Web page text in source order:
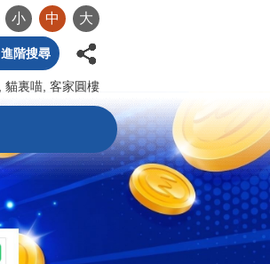
小 中 大
進階搜尋
貓裏喵 客家圓樓